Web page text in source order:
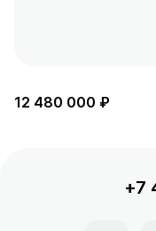
12 480 000 ₽
+7